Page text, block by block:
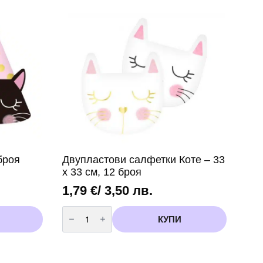
Двупластови салфетки Коте – 33
х 33 см, 12 броя
1,79€/ 3,50 лв.
количество
за
Двупластови
салфетки
КУПИ